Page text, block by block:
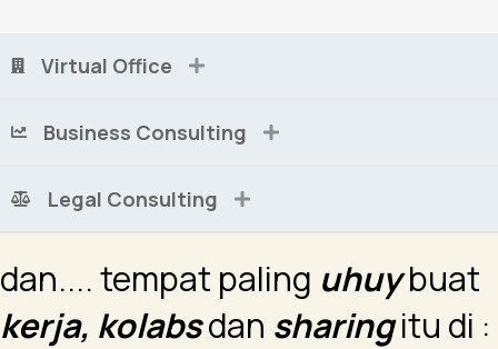
Virtual Office
Business Consulting
Legal Consulting
dan.... tempat paling uhuybuat
kerja, kolabsdan sharingitu di :